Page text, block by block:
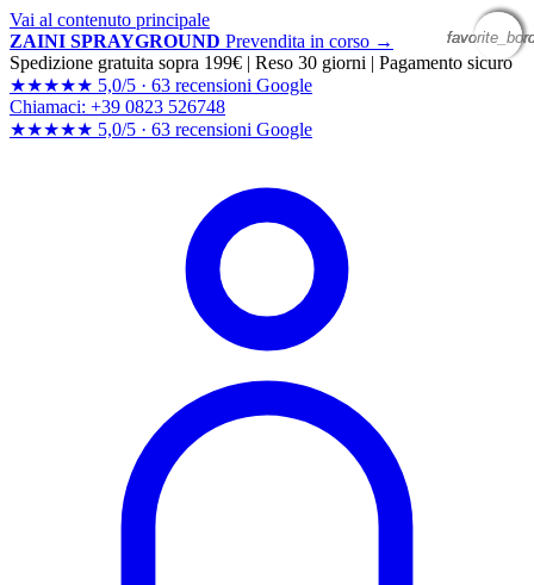
Vai al contenuto principale
ZAINI SPRAYGROUND Prevendita in corso →
Spedizione gratuita sopra 199€ | Reso 30 giorni | Pagamento sicuro
★★★★★ 5,0/5 · 63 recensioni Google
Chiamaci: +39 0823 526748
★★★★★ 5,0/5 · 63 recensioni Google